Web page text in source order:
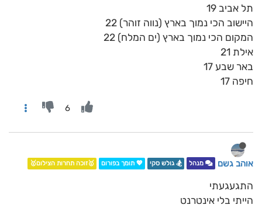
תל אביב 19
היישוב הכי נמוך בארץ (נווה זוהר) 22
המקום הכי נמוך בארץ (ים המלח) 22
אילת 21
באר שבע 17
חיפה 17
6
אוהב גשם מנהל 🏂 גולש סקי 💖 תומך בפורום 🥇זוכה תחרות הצילום🥇
התגעגעתי
הייתי בלי אינטרנט